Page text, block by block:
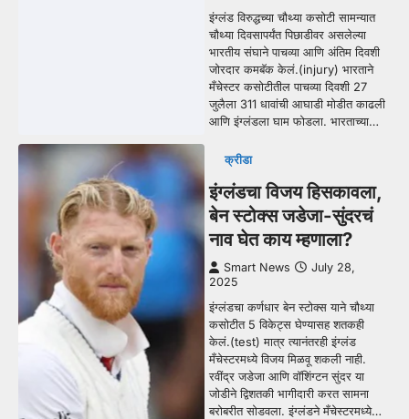
इंग्लंड विरुद्धच्या चौथ्या कसोटी सामन्यात
चौथ्या दिवसापर्यंत पिछाडीवर असलेल्या
भारतीय संघाने पाचव्या आणि अंतिम दिवशी
जोरदार कमबॅक केलं.(injury) भारताने
मँचेस्टर कसोटीतील पाचव्या दिवशी 27
जुलैला 311 धावांची आघाडी मोडीत काढली
आणि इंग्लंडला घाम फोडला. भारताच्या…
क्रीडा
इंग्लंडचा विजय हिसकावला,
बेन स्टोक्स जडेजा-सुंदरचं
नाव घेत काय म्हणाला?
Smart News
July 28,
2025
इंग्लंडचा कर्णधार बेन स्टोक्स याने चौथ्या
कसोटीत 5 विकेट्स घेण्यासह शतकही
केलं.(test) मात्र त्यानंतरही इंग्लंड
मँचेस्टरमध्ये विजय मिळवू शकली नाही.
रवींद्र जडेजा आणि वॉशिंग्टन सुंदर या
जोडीने द्विशतकी भागीदारी करत सामना
बरोबरीत सोडवला. इंग्लंडने मँचेस्टरमध्ये…